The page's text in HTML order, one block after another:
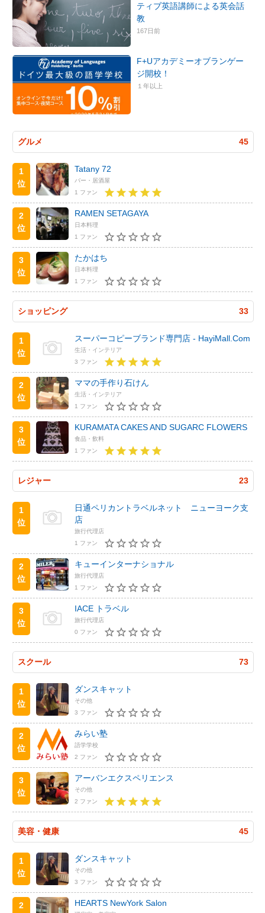
ティブ英語講師による英会話
教
167日前
F+Uアカデミーオブランゲー
ジ開校！
１年以上
グルメ 45
1
位
Tatany 72
バー・居酒屋
1 ファン
2
位
RAMEN SETAGAYA
日本料理
1 ファン
3
位
たかはち
日本料理
1 ファン
ショッピング 33
1
位
スーパーコピーブランド専門店 - HayiMall.Com
生活・インテリア
3 ファン
2
位
ママの手作り石けん
生活・インテリア
1 ファン
3
位
KURAMATA CAKES AND SUGARC FLOWERS
食品・飲料
1 ファン
レジャー 23
1
位
日通ペリカントラベルネット ニューヨーク支
店
旅行代理店
1 ファン
2
位
キューインターナショナル
旅行代理店
1 ファン
3
位
IACE トラベル
旅行代理店
0 ファン
スクール 73
1
位
ダンスキャット
その他
3 ファン
2
位
みらい塾
語学学校
2 ファン
3
位
アーバンエクスペリエンス
その他
2 ファン
美容・健康 45
1
位
ダンスキャット
その他
3 ファン
2
HEARTS NewYork Salon